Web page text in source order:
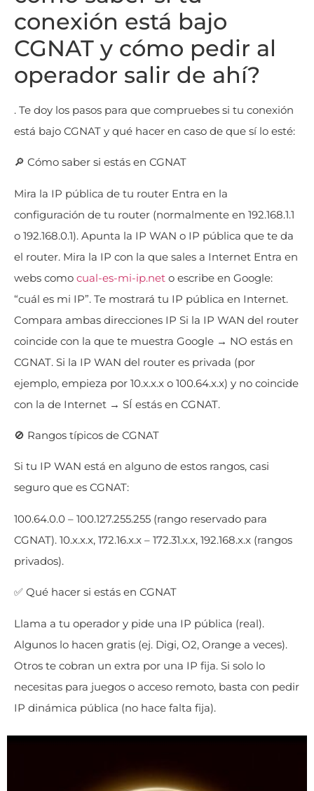
conexión está bajo
CGNAT y cómo pedir al
operador salir de ahí?
. Te doy los pasos para que compruebes si tu conexión
está bajo CGNAT y qué hacer en caso de que sí lo esté:
🔎 Cómo saber si estás en CGNAT
Mira la IP pública de tu router Entra en la
configuración de tu router (normalmente en 192.168.1.1
o 192.168.0.1). Apunta la IP WAN o IP pública que te da
el router. Mira la IP con la que sales a Internet Entra en
webs como cual-es-mi-ip.net o escribe en Google:
“cuál es mi IP”. Te mostrará tu IP pública en Internet.
Compara ambas direcciones IP Si la IP WAN del router
coincide con la que te muestra Google → NO estás en
CGNAT. Si la IP WAN del router es privada (por
ejemplo, empieza por 10.x.x.x o 100.64.x.x) y no coincide
con la de Internet → SÍ estás en CGNAT.
🚫 Rangos típicos de CGNAT
Si tu IP WAN está en alguno de estos rangos, casi
seguro que es CGNAT:
100.64.0.0 – 100.127.255.255 (rango reservado para
CGNAT). 10.x.x.x, 172.16.x.x – 172.31.x.x, 192.168.x.x (rangos
privados).
✅ Qué hacer si estás en CGNAT
Llama a tu operador y pide una IP pública (real).
Algunos lo hacen gratis (ej. Digi, O2, Orange a veces).
Otros te cobran un extra por una IP fija. Si solo lo
necesitas para juegos o acceso remoto, basta con pedir
IP dinámica pública (no hace falta fija).